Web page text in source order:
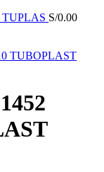
TUPLAS S/0.00
TUBOPLAST